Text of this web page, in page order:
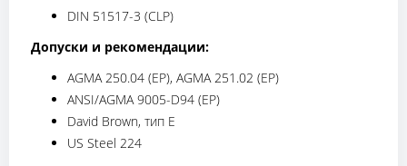
DIN 51517-3 (CLP)
Допуски и рекомендации:
AGMA 250.04 (EP), AGMA 251.02 (EP)
ANSI/AGMA 9005-D94 (EP)
David Brown, тип Е
US Steel 224